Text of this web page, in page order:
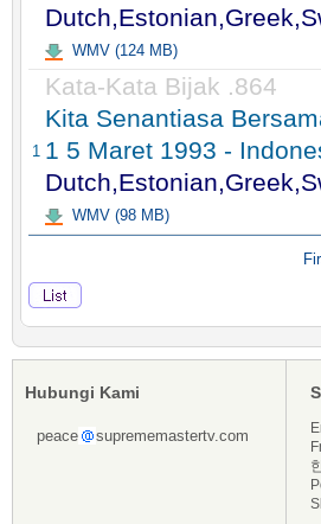
WMV (124 MB)
1
Kata-Kata Bijak .864
Kita Senantiasa
1 5 Maret 1993 -
WMV (98 MB)
Hubungi Kami
peace suprememastertv.com